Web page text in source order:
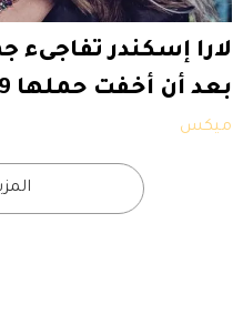
بعد أن أخفت حملها 9 أشهر
ميكس
المزيد